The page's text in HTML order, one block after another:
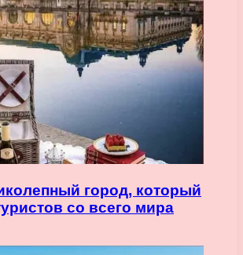
город, который
со всего мира